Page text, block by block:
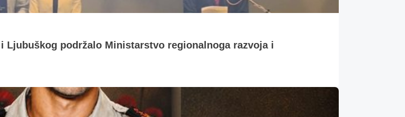
Ljubuškog podržalo Ministarstvo regionalnoga razvoja i